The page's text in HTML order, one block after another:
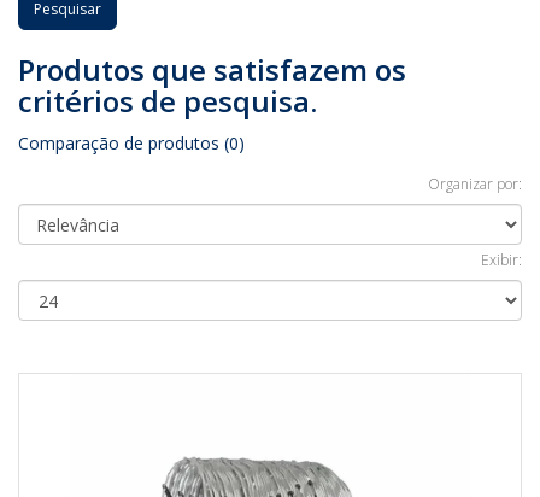
Produtos que satisfazem os
critérios de pesquisa.
Comparação de produtos (0)
Organizar por:
Exibir: